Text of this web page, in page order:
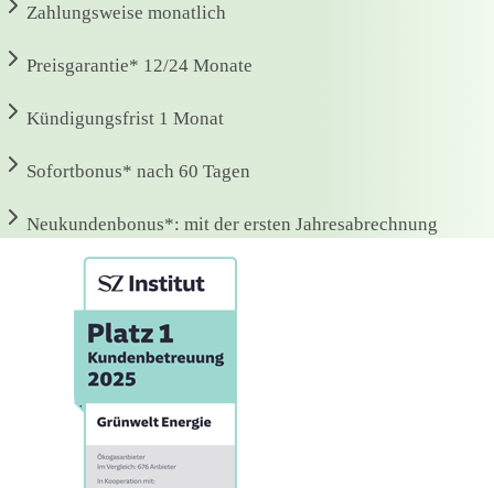
Zahlungsweise monatlich
Preisgarantie* 12/24 Monate
Kündigungsfrist 1 Monat
Sofortbonus* nach 60 Tagen
Neukundenbonus*: mit der ersten Jahresabrechnung